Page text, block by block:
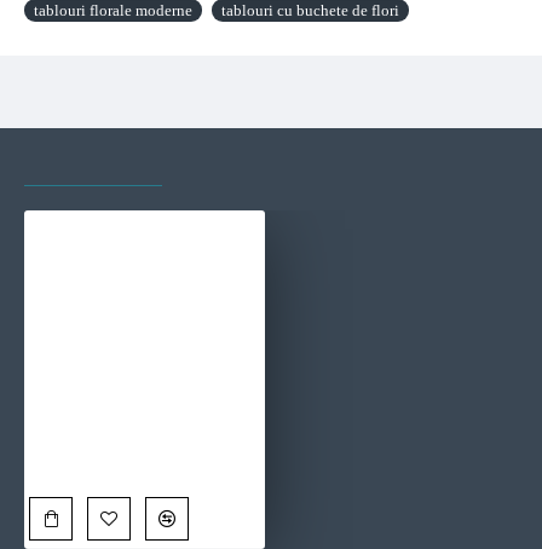
tablouri florale moderne
tablouri cu buchete de flori